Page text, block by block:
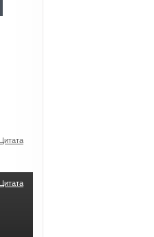
Цитата
Цитата